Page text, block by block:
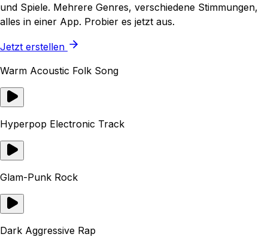
und Spiele. Mehrere Genres, verschiedene Stimmungen,
alles in einer App. Probier es jetzt aus.
Jetzt erstellen
Warm Acoustic Folk Song
Hyperpop Electronic Track
Glam-Punk Rock
Dark Aggressive Rap